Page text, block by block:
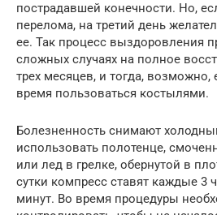
пострадавшей конечности. Но,
перелома, на третий день
ее. Так процесс выздоровления
сложных случаях на полное
трех месяцев, и тогда,
время пользоваться костылями.
Болезненность снимают
использовать полотенце,
или лед в грелке, обернутой в
сутки компресс ставят каждые 3
минут. Во время процедуры